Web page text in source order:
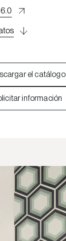
el catálogo
información